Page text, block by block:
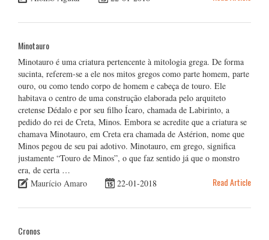
Minotauro
Minotauro é uma criatura pertencente à mitologia grega. De forma
sucinta, referem-se a ele nos mitos gregos como parte homem, parte
ouro, ou como tendo corpo de homem e cabeça de touro. Ele
habitava o centro de uma construção elaborada pelo arquiteto
cretense Dédalo e por seu filho Ícaro, chamada de Labirinto, a
pedido do rei de Creta, Minos. Embora se acredite que a criatura se
chamava Minotauro, em Creta era chamada de Astérion, nome que
Minos pegou de seu pai adotivo. Minotauro, em grego, significa
justamente “Touro de Minos”, o que faz sentido já que o monstro
era, de certa …
Maurício Amaro
22-01-2018 Read Article
Cronos